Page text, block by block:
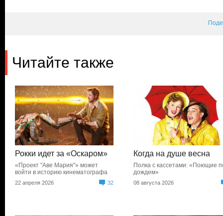
Читайте также
Рокки идет за «Оскаром»
«Проект "Аве Мария"» может
войти в историю кинематографа
22 апреля 2026 32
Когда на душе весна
Полка с кассетами: «Поющие
дождем»
08 августа 2026